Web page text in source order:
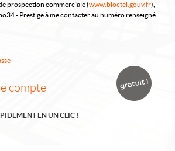
prospection commerciale (www.bloctel.gouv.fr),
- Prestige à me contacter au numéro renseigné.
compte
EN UN CLIC !